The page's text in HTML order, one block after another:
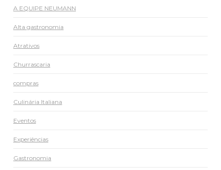
A EQUIPE NEUMANN
Alta gastronomia
Atrativos
Churrascaria
compras
Culinária Italiana
Eventos
Experiências
Gastronomia